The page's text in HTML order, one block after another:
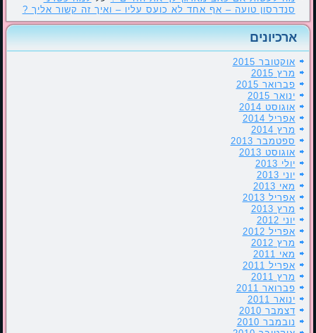
סנדרסון טועה – אף אחד לא כועס עליו – ואיך זה קשור אליך ?
ארכיונים
אוקטובר 2015
מרץ 2015
פברואר 2015
ינואר 2015
אוגוסט 2014
אפריל 2014
מרץ 2014
ספטמבר 2013
אוגוסט 2013
יולי 2013
יוני 2013
מאי 2013
אפריל 2013
מרץ 2013
יוני 2012
אפריל 2012
מרץ 2012
מאי 2011
אפריל 2011
מרץ 2011
פברואר 2011
ינואר 2011
דצמבר 2010
נובמבר 2010